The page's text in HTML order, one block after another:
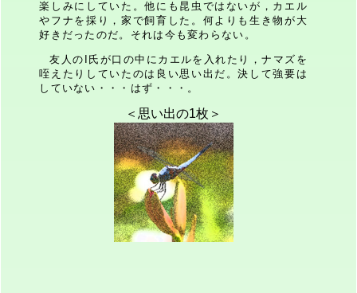
楽しみにしていた。他にも昆虫ではないが，カエル
やフナを採り，家で飼育した。何よりも生き物が大
好きだったのだ。それは今も変わらない。
友人のI氏が口の中にカエルを入れたり，ナマズを
咥えたりしていたのは良い思い出だ。決して強要は
していない・・・はず・・・。
＜思い出の1枚＞